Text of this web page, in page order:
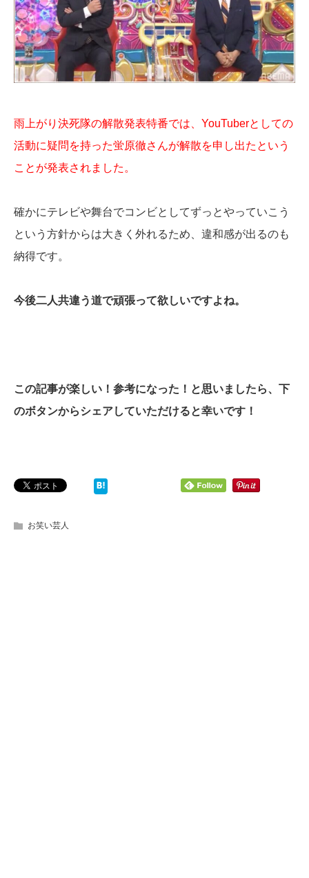
雨上がり決死隊の解散発表特番では、YouTuberとしての
活動に疑問を持った蛍原徹さんが解散を申し出たという
ことが発表されました。
確かにテレビや舞台でコンビとしてずっとやっていこう
という方針からは大きく外れるため、違和感が出るのも
納得です。
今後二人共違う道で頑張って欲しいですよね。
この記事が楽しい！参考になった！と思いましたら、下
のボタンからシェアしていただけると幸いです！
お笑い芸人